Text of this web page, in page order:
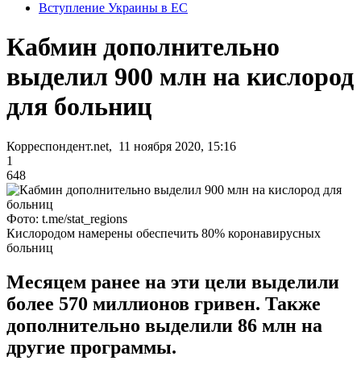
Вступление Украины в ЕС
Кабмин дополнительно
выделил 900 млн на кислород
для больниц
Корреспондент.net, 11 ноября 2020, 15:16
1
648
Фото: t.me/stat_regions
Кислородом намерены обеспечить 80% коронавирусных
больниц
Месяцем ранее на эти цели выделили
более 570 миллионов гривен. Также
дополнительно выделили 86 млн на
другие программы.